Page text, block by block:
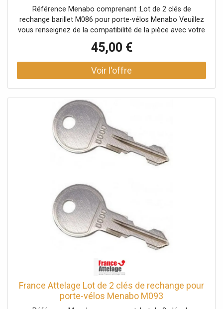
Référence Menabo comprenant :Lot de 2 clés de
rechange barillet M086 pour porte-vélos Menabo Veuillez
vous renseignez de la compatibilité de la pièce avec votre
porte-vélos auprès d'un conseiller.
45,00 €
France Attelage Lot de 2 clés de rechange pour
porte-vélos Menabo M093